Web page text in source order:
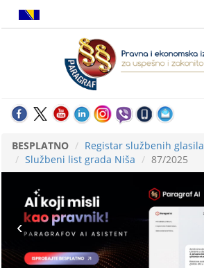
BESPLATNO
Registar službenih glasila
Službeni list grada Niša
87/2025